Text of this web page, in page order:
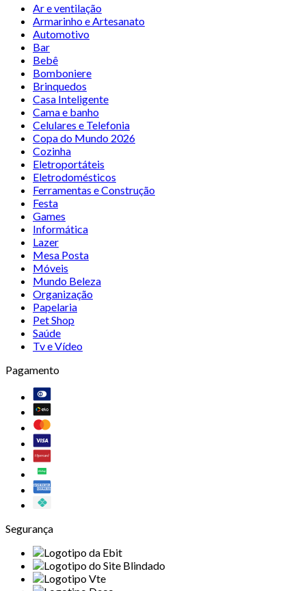
Ar e ventilação
Armarinho e Artesanato
Automotivo
Bar
Bebê
Bomboniere
Brinquedos
Casa Inteligente
Cama e banho
Celulares e Telefonia
Copa do Mundo 2026
Cozinha
Eletroportáteis
Eletrodomésticos
Ferramentas e Construção
Festa
Games
Informática
Lazer
Mesa Posta
Móveis
Mundo Beleza
Organização
Papelaria
Pet Shop
Saúde
Tv e Vídeo
Pagamento
Segurança